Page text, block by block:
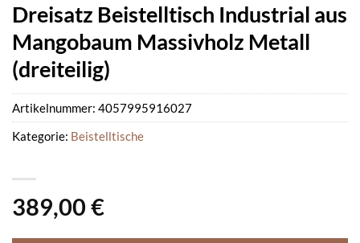
Dreisatz Beistelltisch Industrial aus
Mangobaum Massivholz Metall
(dreiteilig)
389,00 €
Artikelnummer: 4057995916027
Kategorie: Beistelltische